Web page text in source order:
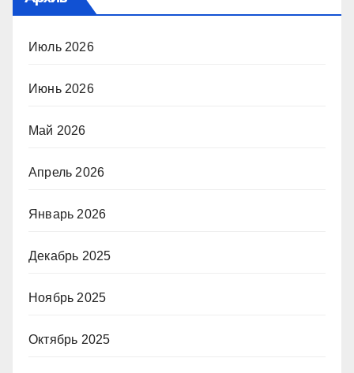
Июль 2026
Июнь 2026
Май 2026
Апрель 2026
Январь 2026
Декабрь 2025
Ноябрь 2025
Октябрь 2025